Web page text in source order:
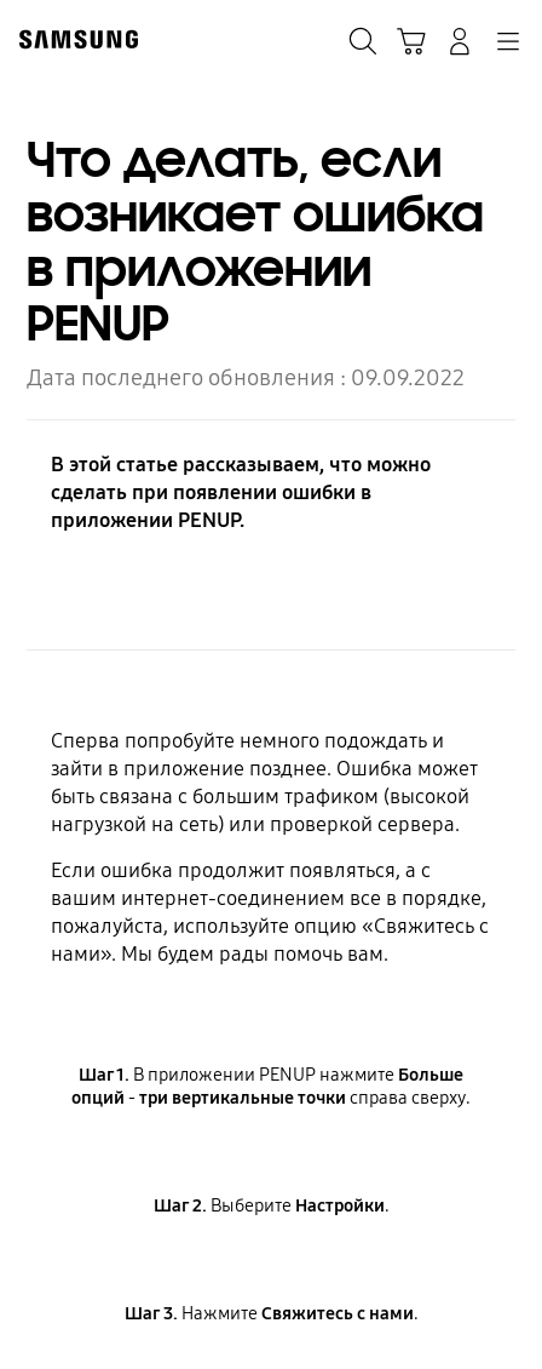
content
Что делать, если
возникает ошибка
в приложении
PENUP
Дата последнего обновления : 09.09.2022
В этой статье рассказываем, что можно
сделать при появлении ошибки в
приложении PENUP.
Сперва попробуйте немного подождать и
зайти в приложение позднее. Ошибка может
быть связана с большим трафиком (высокой
нагрузкой на сеть) или проверкой сервера.
Если ошибка продолжит появляться, а с
вашим интернет-соединением все в порядке,
пожалуйста, используйте опцию «Свяжитесь с
нами». Мы будем рады помочь вам.
Шаг 1. В приложении PENUP нажмите Больше
опций - три вертикальные точки справа сверху.
Шаг 2. Выберите Настройки.
Шаг 3. НажмитеСвяжитесь с нами.